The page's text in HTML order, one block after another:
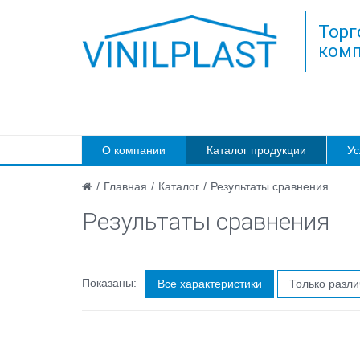
О компании Каталог продукции
/ Главная / Каталог / Результаты сравнения
Результаты сравнения
Показаны: Все характеристики Только